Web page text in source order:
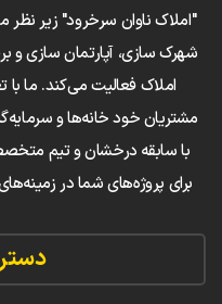
"املاک ناوان سرخرود" زیر
شهرک سازی، آپارتمان سازی و
املاک فعالیت می‌کند. ما
مشتریان خود خانه‌ها و
با سابقه درخشان و تیم
برای پروژه‌های شما در